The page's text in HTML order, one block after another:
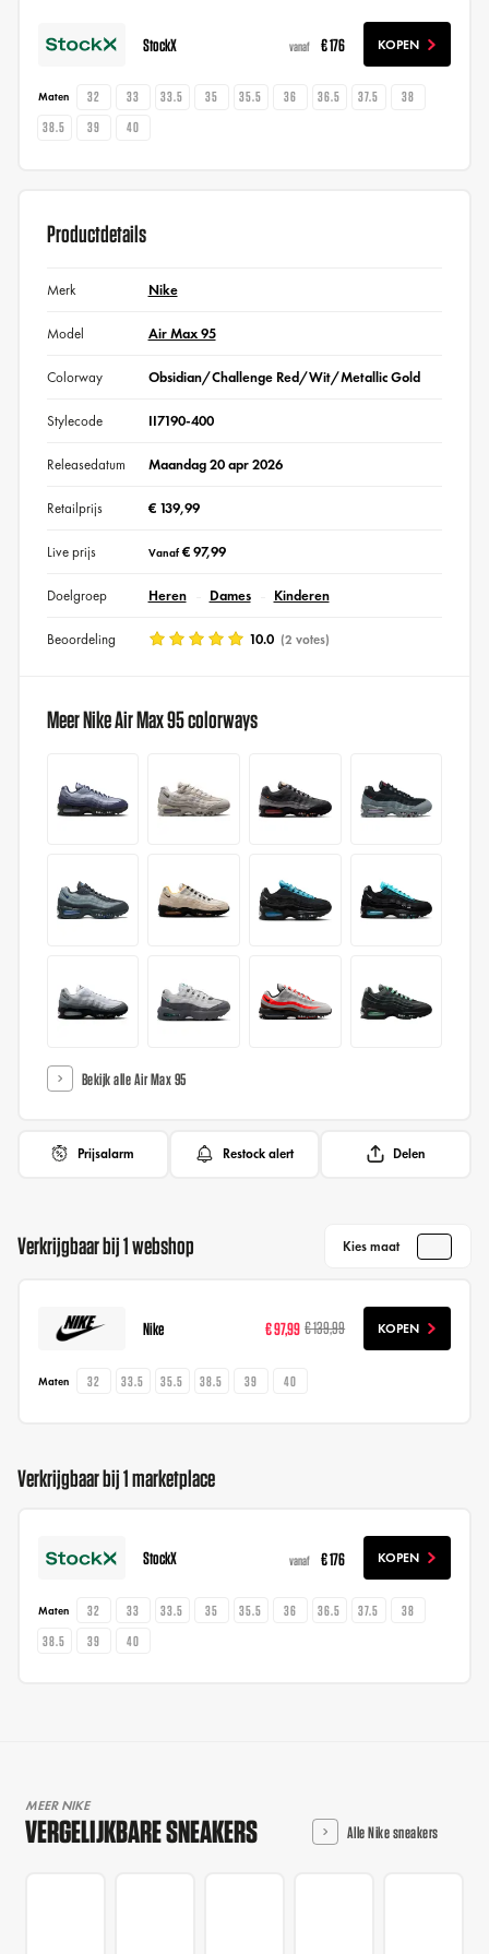
StockX vanaf € 176 KOPEN
Maten 32 33 33.5 35 35.5 36 36.5 37.5
38
38.5
39 40
Productdetails
Merk Nike
Model Air Max 95
Colorway Obsidian/Challenge Red/Wit/Metallic Gold
Stylecode II7190-400
Releasedatum Maandag 20 apr 2026
Retailprijs € 139,99
Live prijs Vanaf€ 97,99
Doelgroep Heren Dames Kinderen
Beoordeling 10.0 (2 votes)
Meer Nike Air Max 95 colorways
Bekijk alle Air Max 95
Prijsalarm Restock alert Delen
Verkrijgbaar bij 1 webshop Kies maat
Nike € 97,99 € 139,99 KOPEN
Maten 32 33.5 35.5 38.5 39 40
Verkrijgbaar bij 1 marketplace
StockX vanaf € 176 KOPEN
Maten 32 33 33.5 35 35.5 36 36.5 37.5
38
38.5
39 40
MEER NIKE
VERGELIJKBARE SNEAKERS Alle Nike sneakers